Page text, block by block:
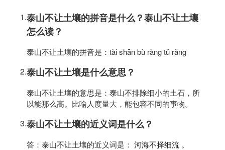
1.泰山不让土壤的拼音是什么？泰山不让土壤
怎么读？
泰山不让土壤的拼音是：tài shān bù ràng tǔ rǎng
2.泰山不让土壤是什么意思？
泰山不让土壤的意思是：泰山不排除细小的土石，所
以能那么高。比喻人度量大，能包容不同的事物。
3.泰山不让土壤的近义词是什么？
答：泰山不让土壤的近义词是： 河海不择细流 。